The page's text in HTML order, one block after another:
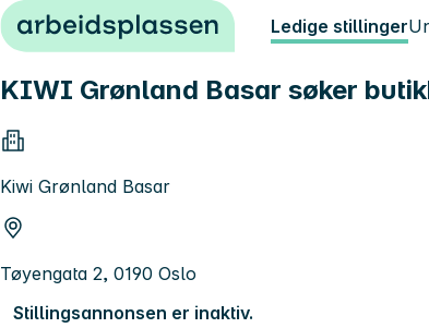
Hopp til innhold Ledige stillinger
KIWI Grønland Basar søker
Kiwi Grønland Basar
Tøyengata 2, 0190 Oslo
Stillingsannonsen er inaktiv.